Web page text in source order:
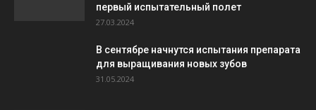
первый испытательный полет
27.03.2024
В сентябре начнутся испытания препарата
для выращивания новых зубов
31.05.2024